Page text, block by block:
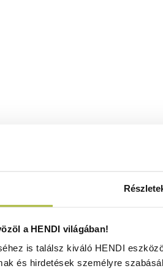
a HENDI világában!
is találsz kiváló HENDI
és hirdetések személyre